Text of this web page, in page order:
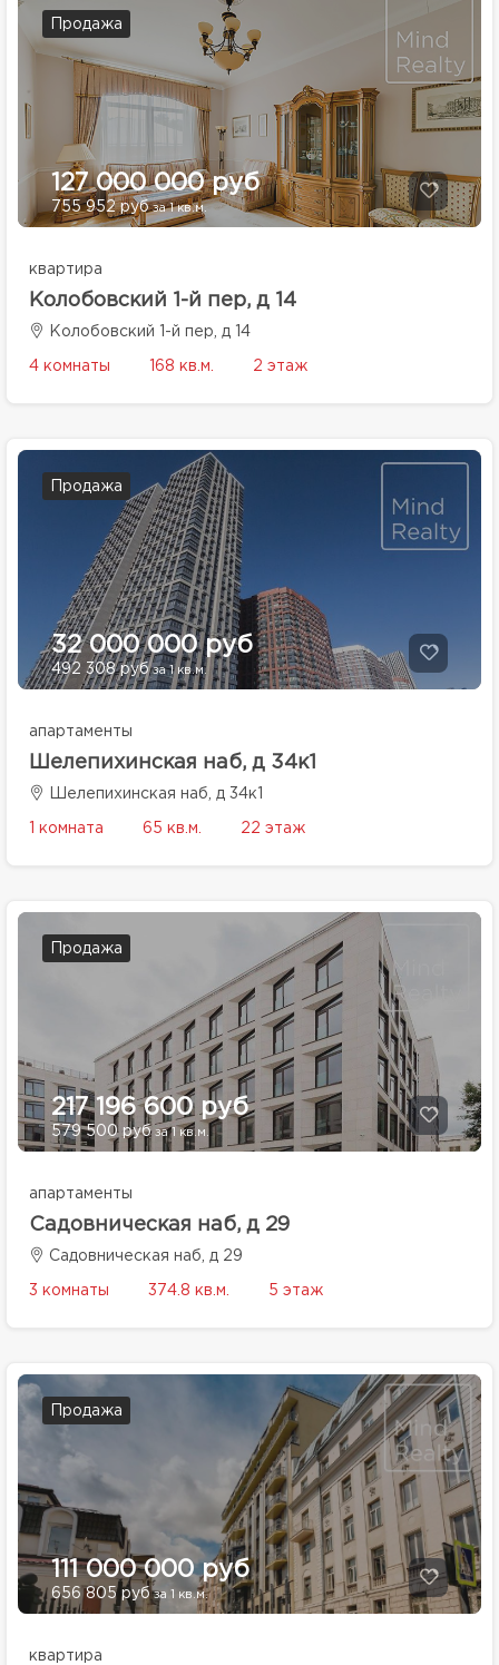
Продажа
127 000 000 руб
755 952 рубза 1 кв.м.
квартира
Колобовский 1-й пер, д 14
Колобовский 1-й пер, д 14
4 комнаты 168 кв.м. 2 этаж
Продажа
32 000 000 руб
492 308 рубза 1 кв.м.
апартаменты
Шелепихинская наб, д 34к1
Шелепихинская наб, д 34к1
1 комната 65 кв.м. 22 этаж
Продажа
217 196 600 руб
579 500 руб за 1 кв.м.
апартаменты
Садовническая наб, д 29
Садовническая наб, д 29
3 комнаты 374.8 кв.м. 5 этаж
Продажа
111 000 000 руб
656 805 руб за 1 кв.м.
квартира